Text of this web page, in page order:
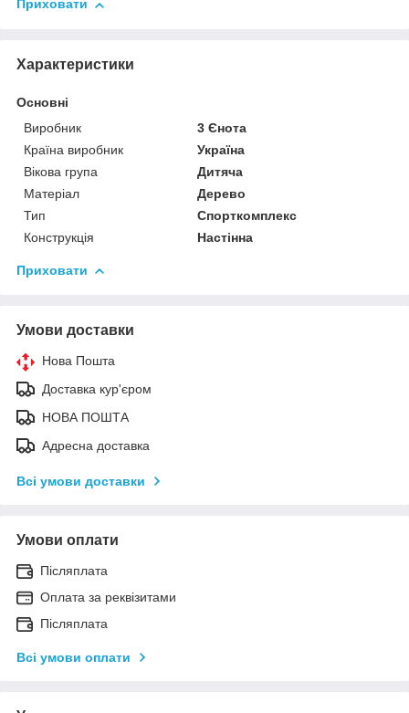
Приховати
Характеристики
Основні
Виробник
3 Єнота
Країна виробник
Україна
Вікова група
Дитяча
Матеріал
Дерево
Тип
Спорткомплекс
Конструкція
Настінна
Приховати
Умови доставки
Нова Пошта
Доставка кур'єром
НОВА ПОШТА
Адресна доставка
Всі умови доставки
Умови оплати
Післяплата
Оплата за реквізитами
Післяплата
Всі умови оплати